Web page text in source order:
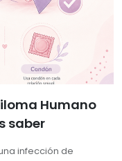
Humano
saber
infección de